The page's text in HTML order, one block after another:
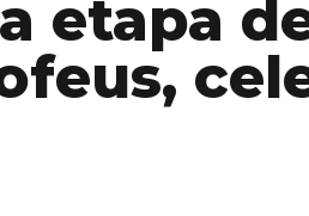
etapa